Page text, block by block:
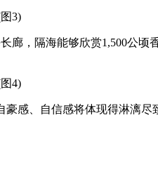
，隔海能够欣赏1,500公顷
感、自信感将体现得淋漓尽